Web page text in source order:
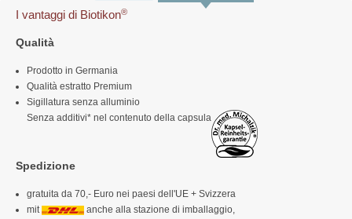
I vantaggi di Biotikon®
Qualità
Prodotto in Germania
Qualità estratto Premium
Sigillatura senza alluminio
Senza additivi* nel contenuto della capsula
Spedizione
gratuita da 70,- Euro nei paesi dell'UE + Svizzera
mit
anche alla stazione di imballaggio,